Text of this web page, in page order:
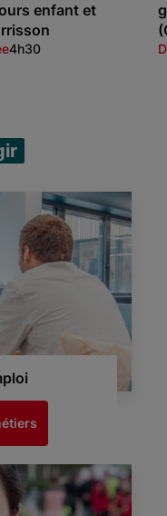
enfant et
4h30